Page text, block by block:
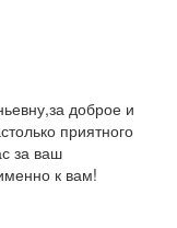
доброе и
приятного
за ваш
к вам!